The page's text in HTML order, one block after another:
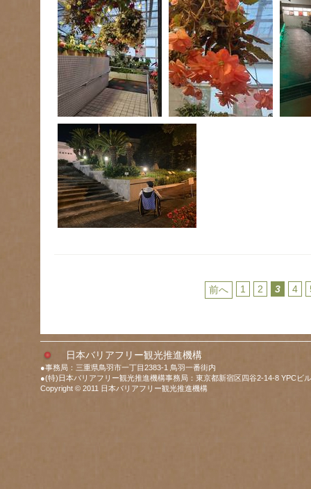
前へ 1 2 3 4
日本バリアフリー観光推進機構
●事務局：三重県鳥羽市一丁目2383-1 鳥羽一番街内
●(特)日本バリアフリー観光推進機構事務局：東京都新宿区四谷2-14-8 YPCビ
Copyright © 2011 日本バリアフリー観光推進機構